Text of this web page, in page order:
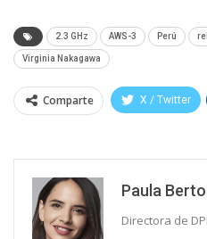
2.3 GHz AWS-3 Perú
Virginia Nakagawa
Comparte X / Twitter
Paula
Directora de